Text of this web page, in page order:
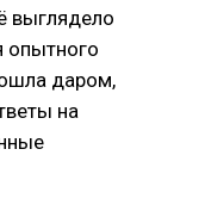
выглядело
опытного
даром,
на